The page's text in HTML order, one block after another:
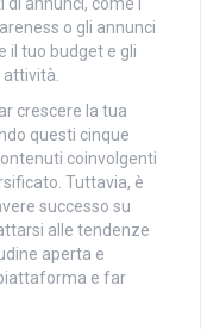
di annunci, come i
o gli annunci
il tuo budget e gli
attività.
crescere la tua
questi cinque
coinvolgenti
Tuttavia, è
successo su
alle tendenze
aperta e
e far